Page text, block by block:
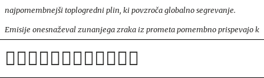
najpomembnejši toplogredni plin, ki povzroča globalno segrevanje.
Emisije onesnaževal zunanjega zraka iz prometa pomembno prispevajo k
povišanim koncentracijam prizemnega ozona, delcev PM10 in PM2,5 ter